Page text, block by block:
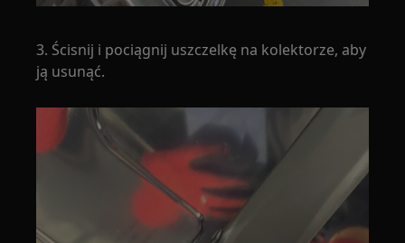
3. Ścisnij i pociągnij uszczelkę na kolektorze, aby
ją usunąć.